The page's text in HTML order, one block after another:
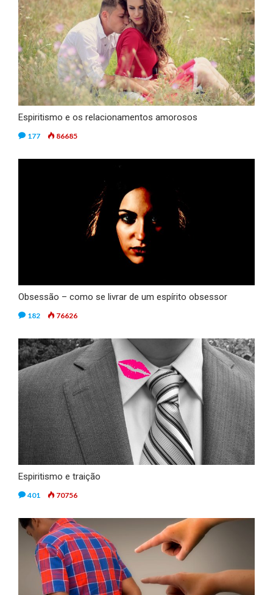
Espiritismo e os relacionamentos amorosos
177 86685
Obsessão – como se livrar de um espírito obsessor
182 76626
Espiritismo e traição
401 70756